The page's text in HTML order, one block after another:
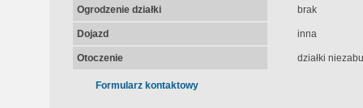
Ogrodzenie działki brak
Dojazd inna
Otoczenie działki
Formularz kontaktowy